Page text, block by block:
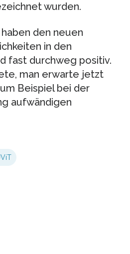
wurden.
den neuen
in den
fast durchweg positiv.
man erwarte jetzt
Beispiel bei der
aufwändigen